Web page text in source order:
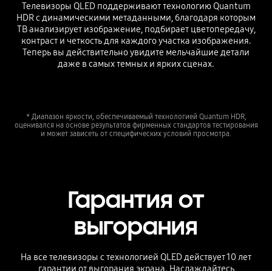
Телевизоры QLED поддерживают технологию Quantum
HDR с динамическими метаданными, благодаря которым
ТВ анализирует изображение, подбирает цветопередачу,
контраст и четкость для каждого участка изображения.
Теперь вы действительно увидите мельчайшие детали
даже в самых темных и ярких сценах.
* Диапазон яркости, обеспечиваемый технологией Quantum HDR,
оценивался на основе результатов фирменных стандартов тестирования
и может зависеть от специфических условий просмотра.
Гарантия от
выгорания
На все телевизоры с технологией QLED действует 10 лет